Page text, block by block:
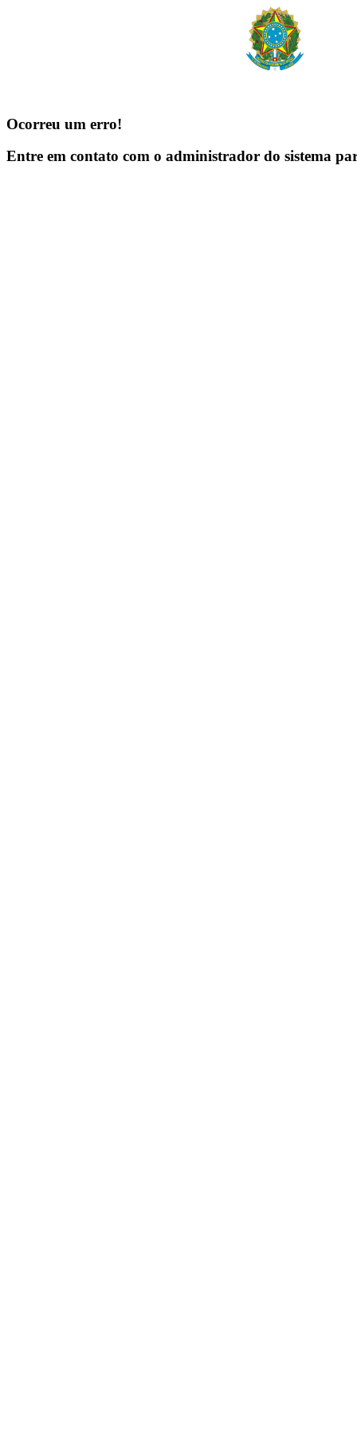
Ocorreu um erro!
Entre em contato com o administrador do sistema